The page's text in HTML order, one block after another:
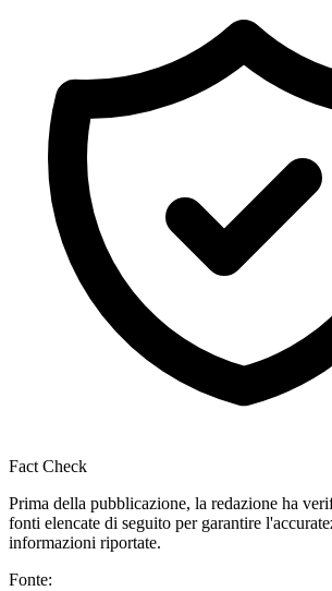
Fact Check
Prima della pubblicazione, la redazione ha
fonti elencate di seguito per garantire
informazioni riportate.
Fonte: